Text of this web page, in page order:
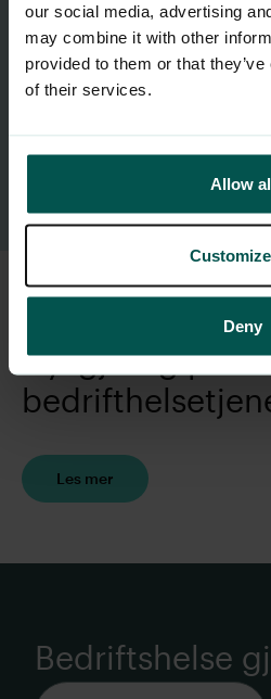
our social media, advertising
may combine it with other
provided to them or that
of their services.
Allow
Customize
Deny
risikoforholdene tilsier det,
halvpartenav alle norske
partnerskap med Dr.Dropin
Nysgjerrig på
Les mer
Bedriftshelse